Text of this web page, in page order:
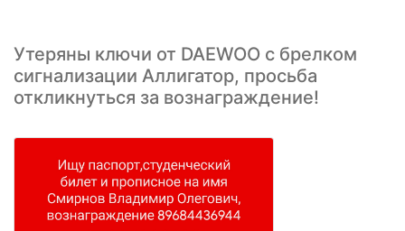
Утеряны ключи от DAEWOO с брелком
сигнализации Аллигатор, просьба
откликнуться за вознаграждение!